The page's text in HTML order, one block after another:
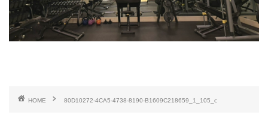
HOME 80D10272-4CA5-4738-8190-B1609C218659_1_105_c